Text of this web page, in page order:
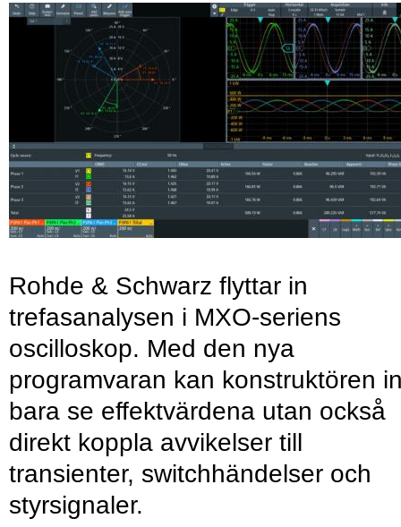
Rohde & Schwarz flyttar in
trefasanalysen i MXO-seriens
oscilloskop. Med den nya
programvaran kan konstruktören
bara se effektvärdena utan också
direkt koppla avvikelser till
transienter, switchhändelser och
styrsignaler.